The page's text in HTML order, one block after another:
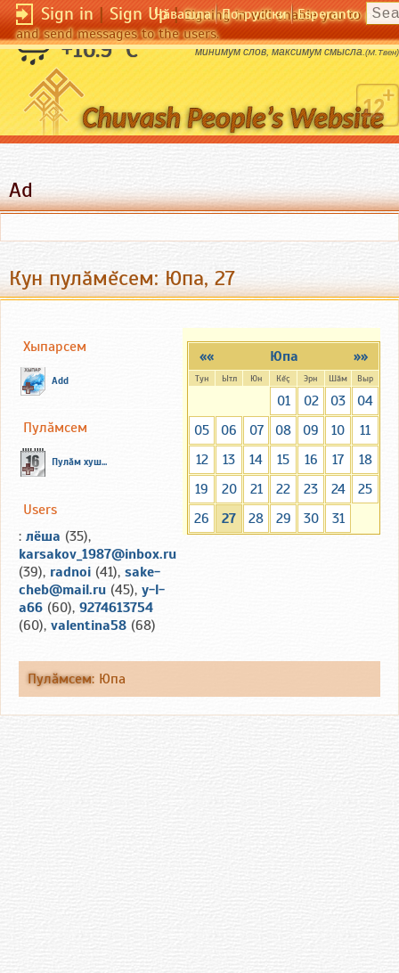
Sign in|Sign Up|Signing in will enable you to post
and send messages to the users.
Чӑвашла По-русски Esperanto
+16.9 °C
Правильная дозировка афоризмов:
минимум слов, максимум смысла.(М.Твен)
Ad
Кун пулăмĕсем: Юпа, 27
»»
«« Юпа
Тун Ытл Юн Кĕç Эрн Шăм Выр
01 02 03
04
05
06 07 08 09 10
11
12
13 14 15 16 17
18
19
20 21 22 23 24
25
26
27 28 29 30 31
Хыпарсем
Add
Пулăмсем
Пулăм хуш...
Users
: лёша (35),
karsakov_1987@inbox.ru
(39), radnoi (41), sake-
cheb@mail.ru (45), y-l-
a66 (60), 9274613754
(60), valentina58 (68)
Пулăмсем: Юпа